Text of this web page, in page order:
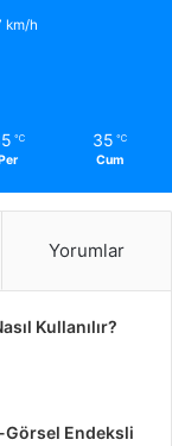
km/h
℃ 35 ℃
Cum
Yorumlar
Kullanılır?
Endeksli